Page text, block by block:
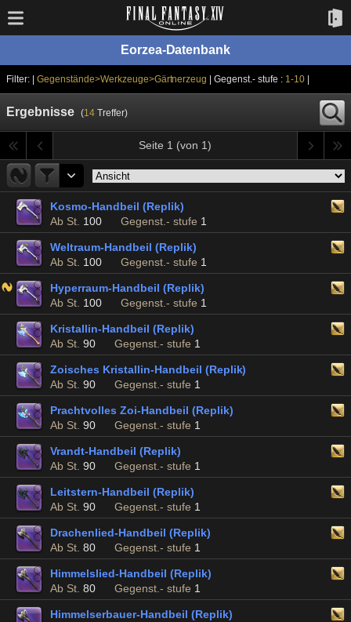
Eorzea-Datenbank
Filter: | Gegenstände>Werkzeuge>Gärtnerzeug | Gegenst.- stufe : 1-10
Ergebnisse (14Treffer)
Seite 1 (von 1)
Kosmo-Handbeil (Replik)
Ab St. 100 Gegenst.- stufe 1
Weltraum-Handbeil (Replik)
Ab St. 100 Gegenst.- stufe 1
Hyperraum-Handbeil (Replik)
Ab St. 100 Gegenst.- stufe 1
Kristallin-Handbeil (Replik)
Ab St. 90 Gegenst.- stufe 1
Zoisches Kristallin-Handbeil (Replik)
Ab St. 90 Gegenst.- stufe 1
Prachtvolles Zoi-Handbeil (Replik)
Ab St. 90 Gegenst.- stufe 1
Vrandt-Handbeil (Replik)
Ab St. 90 Gegenst.- stufe 1
Leitstern-Handbeil (Replik)
Ab St. 90 Gegenst.- stufe 1
Drachenlied-Handbeil (Replik)
Ab St. 80 Gegenst.- stufe 1
Himmelslied-Handbeil (Replik)
Ab St. 80 Gegenst.- stufe 1
Himmelserbauer-Handbeil (Replik)